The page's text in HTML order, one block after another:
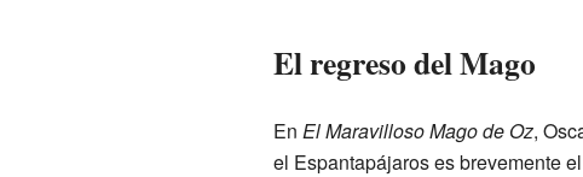
El regreso del Mago
En El Maravilloso Mago de Oz,
el Espantapájaros es brevemente